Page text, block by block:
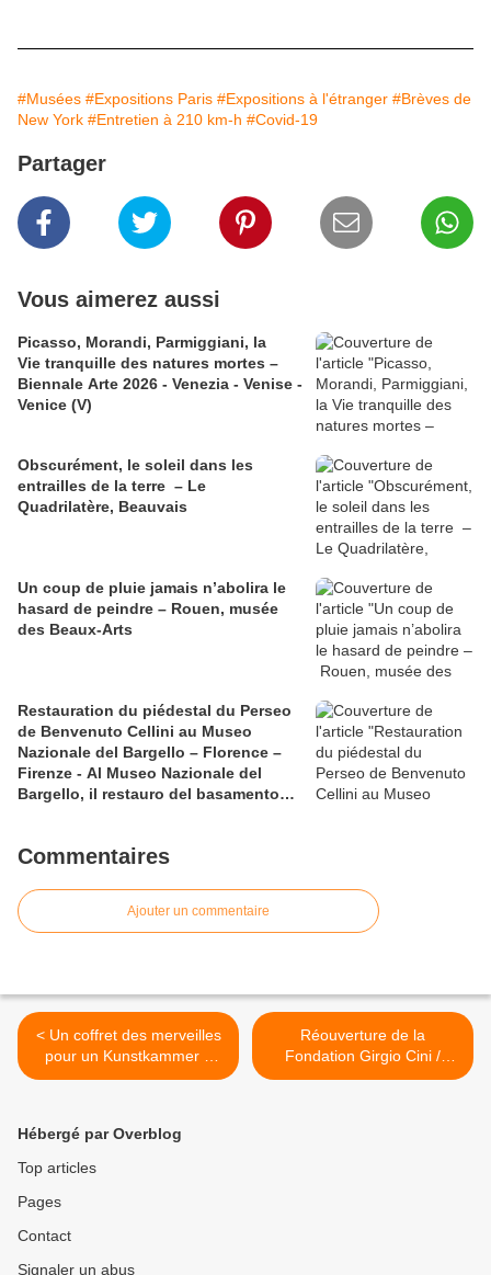
#Musées #Expositions Paris #Expositions à l'étranger #Brèves de
New York #Entretien à 210 km-h #Covid-19
Partager
Vous aimerez aussi
Picasso, Morandi, Parmiggiani, la
Vie tranquille des natures mortes –
Biennale Arte 2026 - Venezia - Venise -
Venice (V)
Obscurément, le soleil dans les
entrailles de la terre – Le
Quadrilatère, Beauvais
Un coup de pluie jamais n’abolira le
hasard de peindre – Rouen, musée
des Beaux-Arts
Restauration du piédestal du Perseo
de Benvenuto Cellini au Museo
Nazionale del Bargello – Florence –
Firenze - Al Museo Nazionale del
Bargello, il restauro del basamento
Commentaires
Ajouter un commentaire
< Un coffret des merveilles
pour un Kunstkammer –
Vente Fauve - Actualisé
Réouverture de la
Fondation Girgio Cini /
Riapertura della
Hébergé par Overblog
Top articles
Pages
Contact
Signaler un abus